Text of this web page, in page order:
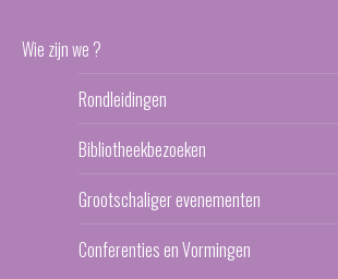
Wie zijn we ?
Rondleidingen
Bibliotheekbezoeken
Grootschaliger evenementen
Conferenties en Vormingen